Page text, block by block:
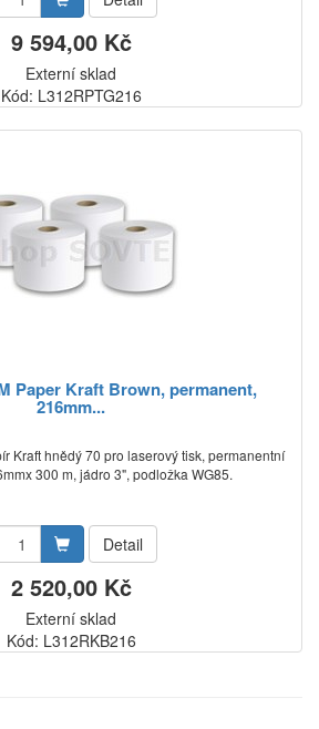
9 594,00 Kč
Externí sklad
Kód: L312RPTG216
Paper Kraft Brown, permanent,
216mm...
Kraft hnědý 70 pro laserový tisk, permanentní
300 m, jádro 3", podložka WG85.
Detail
2 520,00 Kč
Externí sklad
Kód: L312RKB216